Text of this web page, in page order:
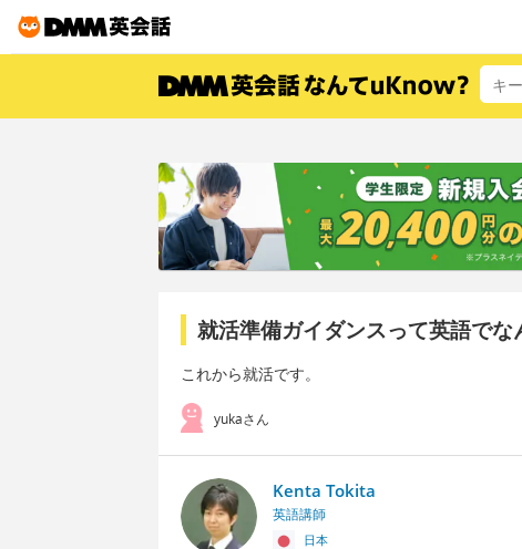
就活準備ガイダンスって英語でな
これから就活です。
yukaさん
Kenta Tokita
英語講師
日本